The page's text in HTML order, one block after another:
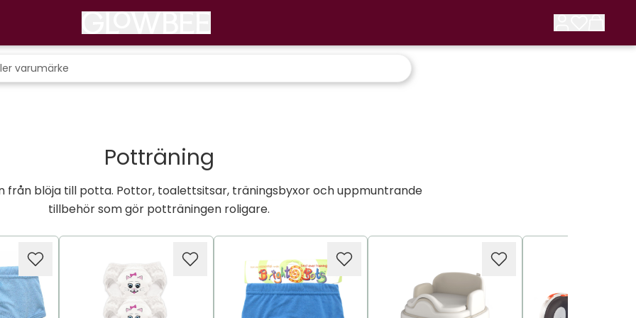
Potträning
från blöja till potta. Pottor, toalettsitsar, träningsbyxor och uppmuntrande
tillbehör som gör potträningen roligare.